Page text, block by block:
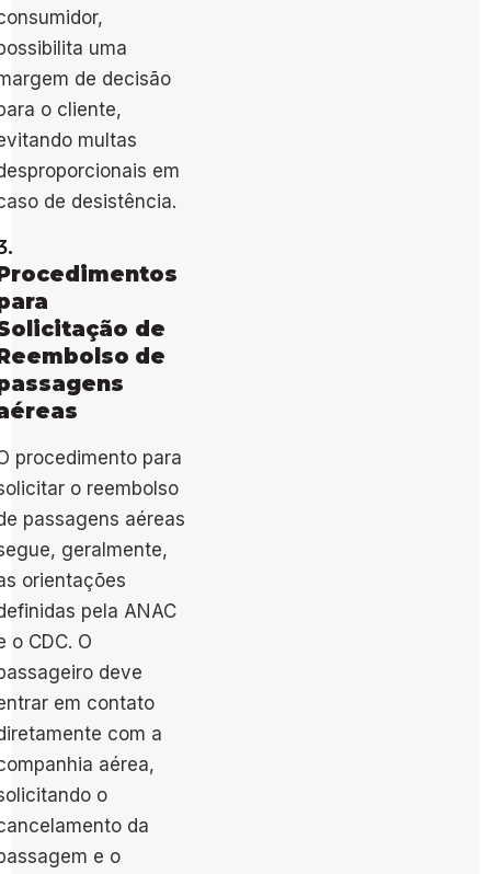
uma
de decisão
o cliente,
multas
em
de desistência.
de
de
procedimento para
o reembolso
passagens aéreas
geralmente,
orientações
pela ANAC
o CDC. O
deve
em contato
com a
aérea,
o
da
e o